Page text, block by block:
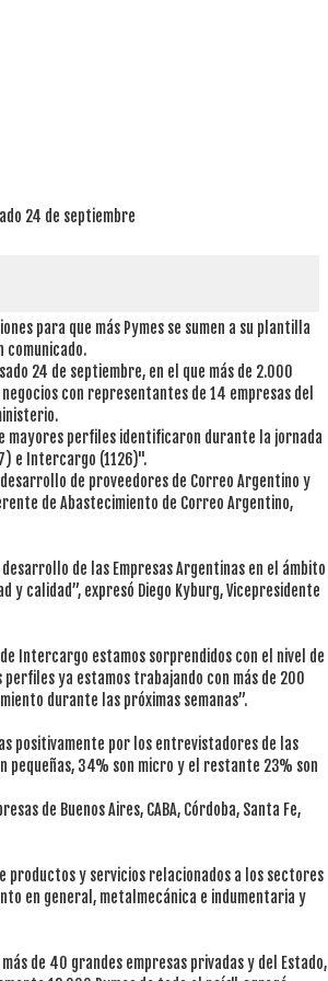
24 de septiembre
para que más Pymes se sumen a su plantilla
comunicado.
24 de septiembre, en el que más de 2.000
con representantes de 14 empresas del
mayores perfiles identificaron durante la jornada
e Intercargo (1126)".
de proveedores de Correo Argentino y
de Abastecimiento de Correo Argentino,
de las Empresas Argentinas en el ámbito
y calidad”, expresó Diego Kyburg, Vicepresidente
Intercargo estamos sorprendidos con el nivel de
ya estamos trabajando con más de 200
durante las próximas semanas”.
positivamente por los entrevistadores de las
pequeñas, 34% son micro y el restante 23% son
de Buenos Aires, CABA, Córdoba, Santa Fe,
productos y servicios relacionados a los sectores
en general, metalmecánica e indumentaria y
de 40 grandes empresas privadas y del Estado,